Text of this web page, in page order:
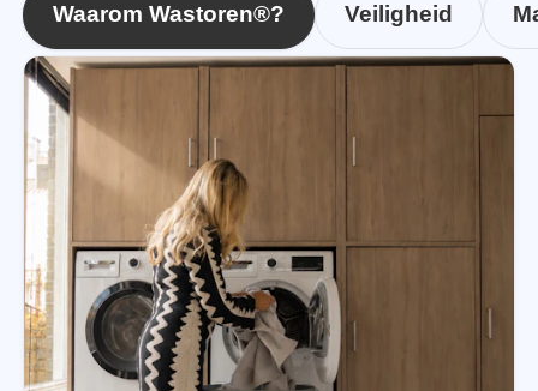
Waarom Wastoren®? Veiligheid